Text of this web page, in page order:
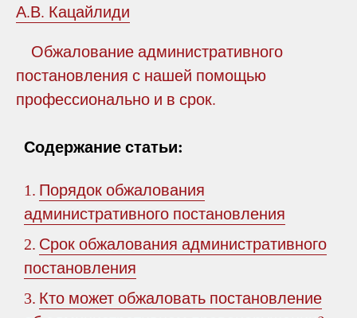
А.В. Кацайлиди
Обжалование административного
постановления с нашей помощью
профессионально и в срок.
Содержание статьи:
1. Порядок обжалования
административного постановления
2. Срок обжалования административного
постановления
3. Кто может обжаловать постановление